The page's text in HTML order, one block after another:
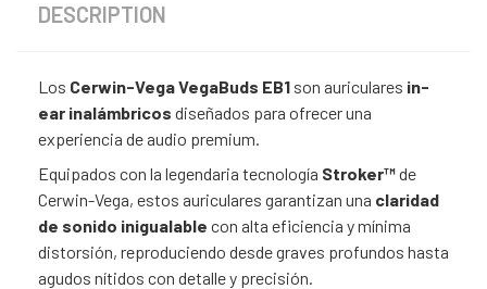
DESCRIPTION
Los Cerwin-Vega VegaBuds EB1 son auriculares in-
ear inalámbricos diseñados para ofrecer una
experiencia de audio premium.
Equipados con la legendaria tecnología Stroker™de
Cerwin-Vega, estos auriculares garantizan una claridad
de sonido inigualable con alta eficiencia y mínima
distorsión, reproduciendo desde graves profundos hasta
agudos nítidos con detalle y precisión.